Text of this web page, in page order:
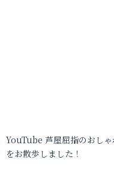
YouTube 芦屋屈指のおし
をお散歩しました！